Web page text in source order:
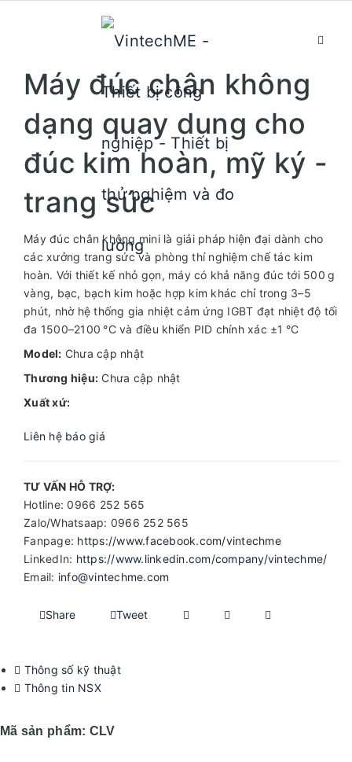
Máy đúc chân không
dạng quay dung cho
đúc kim hoàn, mỹ ký -
trang sức
Máy đúc chân không mini là giải pháp hiện đại dành cho
các xưởng trang sức và phòng thí nghiệm chế tác kim
hoàn. Với thiết kế nhỏ gọn, máy có khả năng đúc tới 500 g
vàng, bạc, bạch kim hoặc hợp kim khác chỉ trong 3–5
phút, nhờ hệ thống gia nhiệt cảm ứng IGBT đạt nhiệt độ tối
đa 1500–2100 °C và điều khiển PID chính xác ±1 °C
Model: Chưa cập nhật
Thương hiệu: Chưa cập nhật
Xuất xứ:
Liên hệ báo giá
TƯ VẤN HỖ TRỢ:
Hotline: 0966 252 565
Zalo/Whatsaap: 0966 252 565
Fanpage: https://www.facebook.com/vintechme
LinkedIn: https://www.linkedin.com/company/vintechme/
Email: info@vintechme.com
Share Tweet
Thông số kỹ thuật
Thông tin NSX
Mã sản phẩm: CLV